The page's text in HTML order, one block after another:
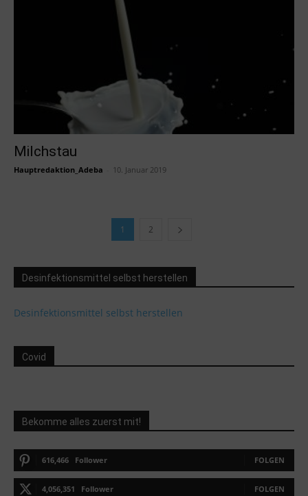
Milchstau
Hauptredaktion_Adeba 10. Januar 2019
1 2
Desinfektionsmittel selbst herstellen
Desinfektionsmittel selbst herstellen
Covid
Bekomme alles zuerst mit!
616,466 Follower FOLGEN
4,056,351 Follower FOLGEN